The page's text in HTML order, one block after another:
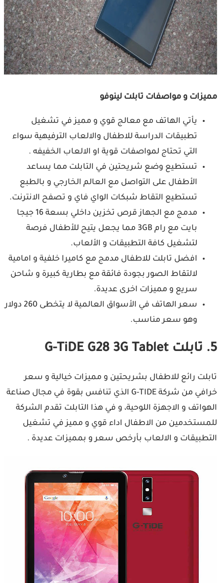
مميزات و مواصفات تابلت لينوفو
يأتي الهاتف مع معالج قوي و مميز في تشغيل
تطبيقات الدراسة للاطفال والالعاب الترفيهية سواء
التي تحتاج لمواصفات قوية او الالعاب الخفيفه .
تستطيع وضع شريحتين في التابلت مما يساعد
الأطفال على التواصل مع العالم الخارجي و بالطبع
تستطيع التقاط شبكات الواي فاي و تصفح الانترنت.
مدمج مع الجهاز قرص تخزين داخلي بسعة 16 جيجا
بايت مع رام 3GB مما يجعل يتيح للأطفال فرصة
لتشغيل كافة التطبيقات و الألعاب.
افضل تابلت للاطفال مدمج مع كاميرا خلفية و امامية
لالتقاط الصور بجودة فائقة مع بطارية كبيرة و شاحن
سريع و مميزات اخرى عديدة.
سعر الهاتف في الأسواق العالمية لا يتخطى 260 دولار
وهو سعر مناسب.
5. تابلت G-TiDE G28 3G Tablet
تابلت رائع للاطفال بشريحتين و مميزات خيالية و سعر
خرافي من شركة G-TIDE الذي تنافس بقوة في مجال صناعة
الهواتف و الاجهزة اللوحية، و في هذا التابلت تقدم الشركة
للمستخدمين من الاطفال اداء قوي و مميز في تشغيل
التطبيقات و الالعاب بأرخص سعر و بمميزات عديدة .